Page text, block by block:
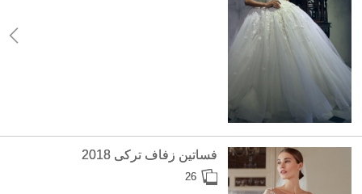
فساتين زفاف تركى 2018
26